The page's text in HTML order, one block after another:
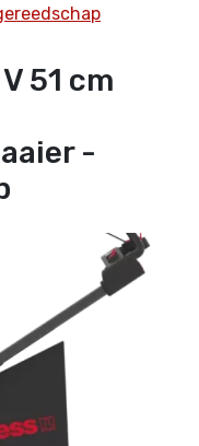
51 cm
-